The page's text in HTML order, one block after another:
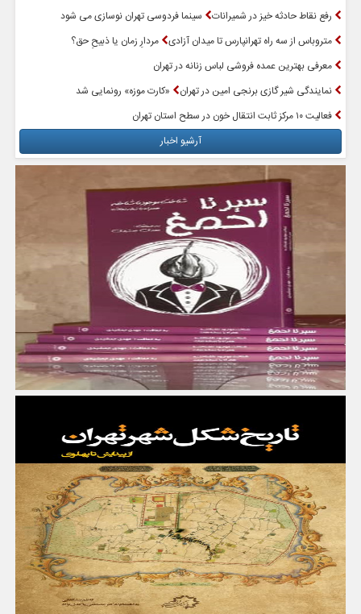
رفع نقاط حادثه خیز در شمیرانات
سینما فردوسی تهران نوسازی می شود
متروباس از سه راه تهرانپارس تا میدان آزادی مردارِ زمان یا ذبیحِ حق؟
معرفی بهترین عمده فروشی لباس زنانه در تهران
نمایندگی شیر گازی برنجی امین در تهران
«کارت موزه» رونمایی شد
فعالیت ۱۰ مرکز ثابت انتقال خون در سطح استان تهران
آرشیو اخبار